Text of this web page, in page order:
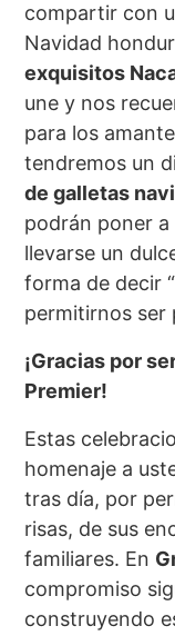
compartir con
Navidad
exquisitos
une y nos
para los
tendremos un
de galletas
podrán poner
llevarse un
forma de decir
permitirnos ser
¡Gracias por
Premier!
Estas
homenaje a
tras día, por
risas, de sus
familiares. En
compromiso
construyendo